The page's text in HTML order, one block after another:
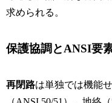
求められる。
保護協調とANSI要
再閉路は単独では機能